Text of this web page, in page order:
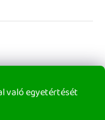
való egyetértését